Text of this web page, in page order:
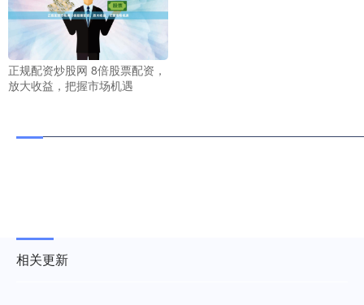
正规配资炒股网 8倍股票配资，
放大收益，把握市场机遇
相关更新